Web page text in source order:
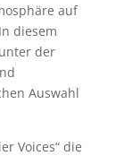
auf
diesem
der
Auswahl
Voices“ die